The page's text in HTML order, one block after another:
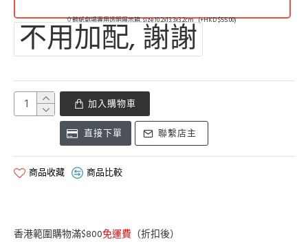
立體紙劇場專用透明展示箱, size:10.2x13.3x3.2cm (+HKD $55.00)
不用加配, 謝謝
加入購物車
直接下單 聯繫店主
商品收藏 商品比較
香港範圍購物滿$800免運費 （折扣後）